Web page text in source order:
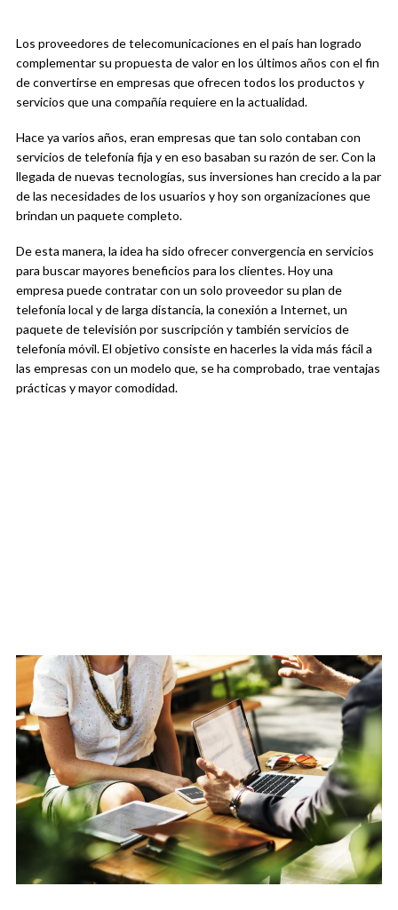
Los proveedores de telecomunicaciones en el país han logrado
complementar su propuesta de valor en los últimos años con el fin
de convertirse en empresas que ofrecen todos los productos y
servicios que una compañía requiere en la actualidad.
Hace ya varios años, eran empresas que tan solo contaban con
servicios de telefonía fija y en eso basaban su razón de ser. Con la
llegada de nuevas tecnologías, sus inversiones han crecido a la par
de las necesidades de los usuarios y hoy son organizaciones que
brindan un paquete completo.
De esta manera, la idea ha sido ofrecer convergencia en servicios
para buscar mayores beneficios para los clientes. Hoy una
empresa puede contratar con un solo proveedor su plan de
telefonía local y de larga distancia, la conexión a Internet, un
paquete de televisión por suscripción y también servicios de
telefonía móvil. El objetivo consiste en hacerles la vida más fácil a
las empresas con un modelo que, se ha comprobado, trae ventajas
prácticas y mayor comodidad.